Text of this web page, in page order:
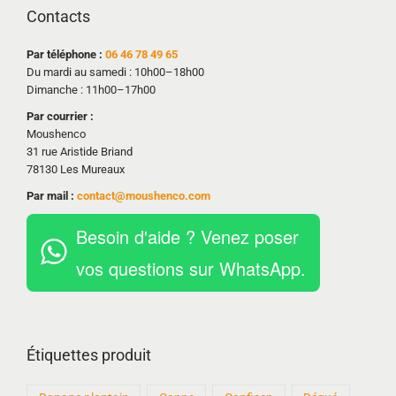
Contacts
Par téléphone : 06 46 78 49 65
Du mardi au samedi : 10h00–18h00
Dimanche : 11h00–17h00
Par courrier :
Moushenco
31 rue Aristide Briand
78130 Les Mureaux
Par mail : contact@moushenco.com
Besoin d'aide ? Venez poser
vos questions sur WhatsApp.
Étiquettes produit